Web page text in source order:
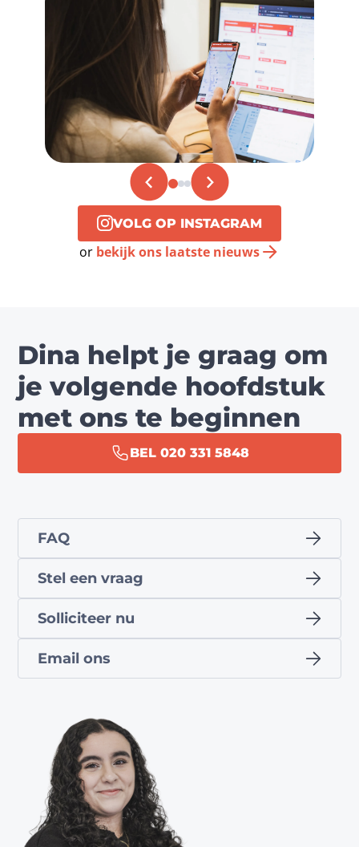
VOLG OP INSTAGRAM
or bekijk ons laatste nieuws
Dina helpt je graag om
je volgende hoofdstuk
met ons te beginnen
BEL 020 331 5848
FAQ
Stel een vraag
Solliciteer nu
Email ons